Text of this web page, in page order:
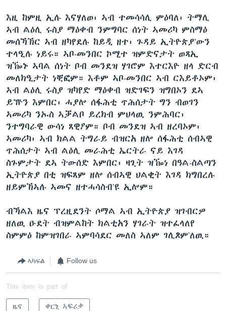
እዚ ከምዚ ኢሉ እናሃለወ፡ ኣብ ተመሳሳሊ ምዕባለ፡ ትማሊ
ኣብ ልዕሊ ሩስያ ማዕቀብ ንምግባር ሰነት ኣመሪካ ምስማዕ
መሰኻኽር ኣብ ዘካየደሉ ከይዲ ዘተ፡ ጉዳይ ኢትዮጵያ’ውን
ተላዒሉ ነይሩ። ኣቦ-መንበር ኮሚተ ዝምድናታት ወጻኢ
ዝዀኑ ኣባል ሰነት ቦብ መንደዝ ሃገሮም እተርእዮ ዘላ ድርብ
መለክዒታት ነቒፎም። እቶም ኣቦ-መንበር ኣብ ርእይቶኦም፡
ኣብ ልዕሊ ሩስያ ዝካየድ ማዕቀብ ዝድገፍን ዝግበኦን ደኣ
ይዅን እምበር፡ ሓያሎ ሰፋሕቲ ጥሕሰታት ግን ብወገን
ኣመሪካ ንኡስ ኣቓልቦ ይረክብ ምህላዉ ንምሕባር፡
ንተግባራዊ ውሳነ ጸዊዖም። ቦብ መንደዝ ኣብ ዘረባኦም፡
ኣመሪካ፡ ኣብ ክልል ትግራይ ብዝርአ ዘሎ ሰፋሕቲ ሰብኣዊ
ጥሕሰታት ኣብ ልዕሊ መራሕቲ ኤርትራ ናይ እገዳ
ስጉምታት ደኣ ትውሰድ እምበር፡ ዛጊት ዝዀነ በዓል-ስልጣን
ኢትዮጵያ በቲ ዝፍጸም ዘሎ ሰብኣዊ ህልቂት እገዳ ክግበረሉ
ዘይምኽኣሉ ኣመና ዘተሓሳስብ’ዩ ኢሎም።
ብኻልእ ዜና ፕረዚደንት ሶማል ኣብ ኢትዮጵያ ዝገብርዎ
ዘለዉ ዑደት ብዝምልከት ክልቲአን ሃገራት ዝተፈላለየ
ስምምዕ ከምዝገበራ ኣምባሳደር መለስ ኣለም ገሊጾም'ለዉ።
ኣካፍል Follow us
This item is part of
ዜና ቀርኒ ኣፍሪቃ